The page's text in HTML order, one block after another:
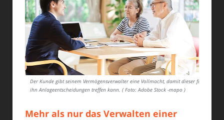
Der Kunde gibt seinem Vermögensverwalter eine Vollmacht, damit dieser für
ihn Anlageentscheidungen treffen kann. ( Foto: Adobe Stock -mapo )
Mehr als nur das Verwalten einer